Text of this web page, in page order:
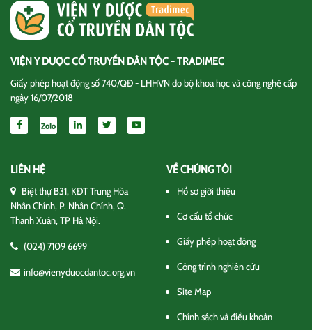
VIỆN Y DƯỢC CỔ TRUYỀN DÂN TỘC - TRADIMEC
Giấy phép hoạt động số 740/QĐ - LHHVN do bộ khoa học và công nghệ cấp
ngày 16/07/2018
LIÊN HỆ
Biệt thự B31, KĐT Trung Hòa
Nhân Chính, P. Nhân Chính, Q.
Thanh Xuân, TP Hà Nội.
(024) 7109 6699
info@vienyduocdantoc.org.vn
VỀ CHÚNG TÔI
Hồ sơ giới thiệu
Cơ cấu tổ chức
Giấy phép hoạt động
Công trình nghiên cứu
Site Map
Chính sách và điều khoản